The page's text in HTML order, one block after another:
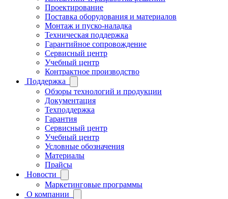
Проектирование
Поставка оборудования и материалов
Монтаж и пуско-наладка
Техническая поддержка
Гарантийное сопровождение
Сервисный центр
Учебный центр
Контрактное производство
Поддержка
Обзоры технологий и продукции
Документация
Техподдержка
Гарантия
Сервисный центр
Учебный центр
Условные обозначения
Материалы
Прайсы
Новости
Маркетинговые программы
О компании